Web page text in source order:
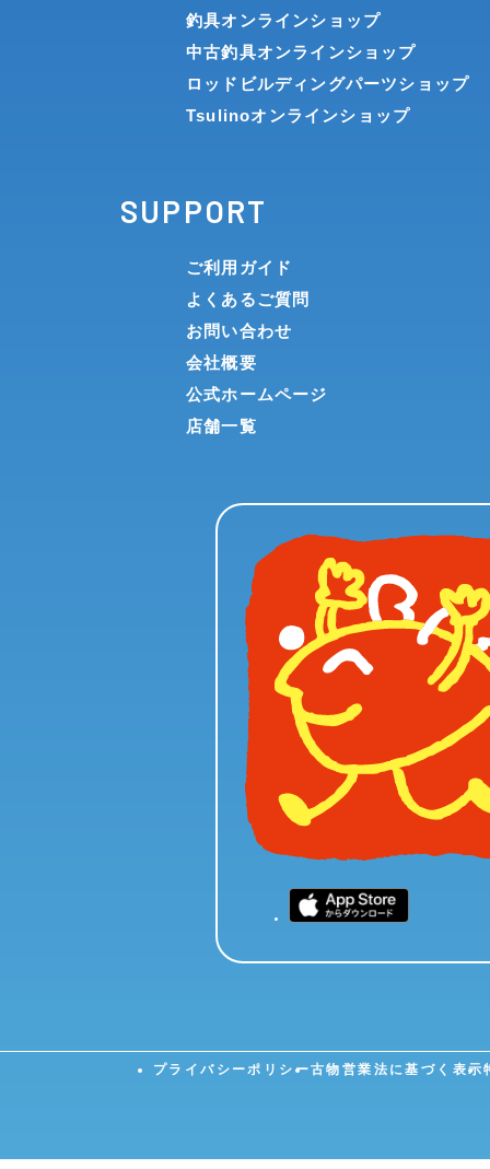
釣具オンラインショップ
中古釣具オンラインショップ
ロッドビルディングパーツショップ
Tsulinoオンラインショップ
SUPPORT
ご利用ガイド
よくあるご質問
お問い合わせ
会社概要
公式ホームページ
店舗一覧
プライバシーポリシー古物営業法に基づく表示